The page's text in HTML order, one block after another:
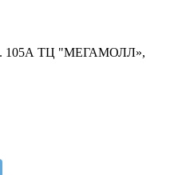
105А ТЦ "МЕГАМОЛЛ»,